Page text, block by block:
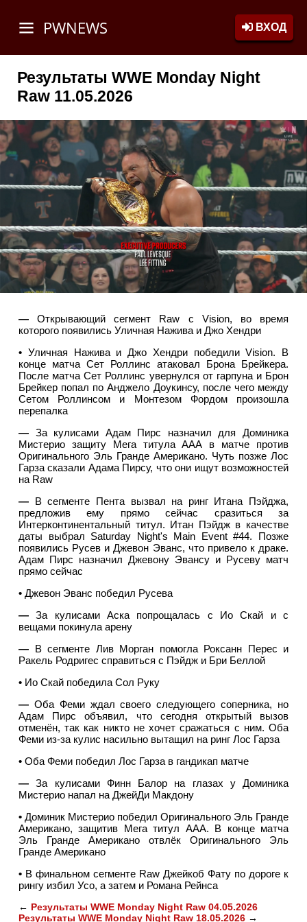
PWNEWS ВХОД
Результаты WWE Monday Night
Raw 11.05.2026
— Открывающий сегмент Raw с Vision, во время
которого появились Уличная Нажива и Джо Хендри
• Уличная Нажива и Джо Хендри победили Vision. В
конце матча Сет Роллинс атаковал Брона Брейкера.
После матча Сет Роллинс увернулся от гарпуна и Брон
Брейкер попал по Анджело Доукинсу, после чего между
Сетом Роллинсом и Монтезом Фордом произошла
перепалка
— За кулисами Адам Пирс назначил для Доминика
Мистерио защиту Мега титула ААА в матче против
Оригинального Эль Гранде Американо. Чуть позже Лос
Гарза сказали Адама Пирсу, что они ищут возможностей
на Raw
— В сегменте Пента вызвал на ринг Итана Пэйджа,
предложив ему прямо сейчас сразиться за
Интерконтинентальный титул. Итан Пэйдж в качестве
даты выбрал Saturday Night's Main Event #44. Позже
появились Русев и Джевон Эванс, что привело к драке.
Адам Пирс назначил Джевону Эвансу и Русеву матч
прямо сейчас
• Джевон Эванс победил Русева
— За кулисами Аска попрощалась с Ио Скай и с
вещами покинула арену
— В сегменте Лив Морган помогла Роксанн Перес и
Ракель Родригес справиться с Пэйдж и Бри Беллой
• Ио Скай победила Сол Руку
— Оба Феми ждал своего следующего соперника, но
Адам Пирс объявил, что сегодня открытый вызов
отменён, так как никто не хочет сражаться с ним. Оба
Феми из-за кулис насильно вытащил на ринг Лос Гарза
• Оба Феми победил Лос Гарза в гандикап матче
— За кулисами Финн Балор на глазах у Доминика
Мистерио напал на ДжейДи Макдону
• Доминик Мистерио победил Оригинального Эль Гранде
Американо, защитив Мега титул ААА. В конце матча
Эль Гранде Американо отвлёк Оригинального Эль
Гранде Американо
• В финальном сегменте Raw Джейкоб Фату по дороге к
рингу избил Усо, а затем и Романа Рейнса
← Результаты WWE Monday Night Raw 04.05.2026
Результаты WWE Monday Night Raw 18.05.2026 →